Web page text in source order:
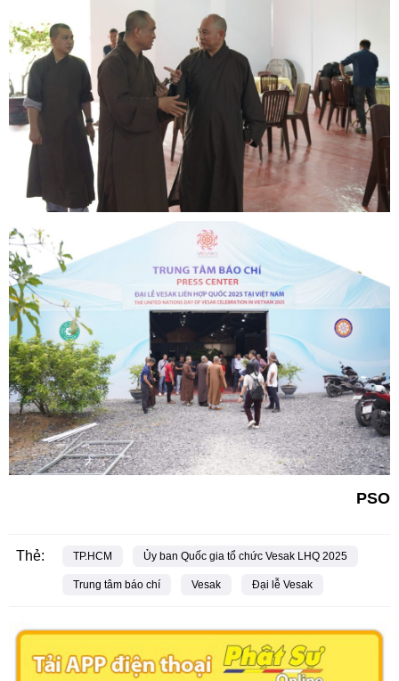
PSO
Thẻ: TP.HCM Ủy ban Quốc gia tổ chức Vesak LHQ 2025
Trung tâm báo chí Vesak Đại lễ Vesak